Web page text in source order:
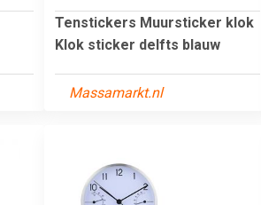
Tenstickers Muursticker klok
Klok sticker delfts blauw
Massamarkt.nl